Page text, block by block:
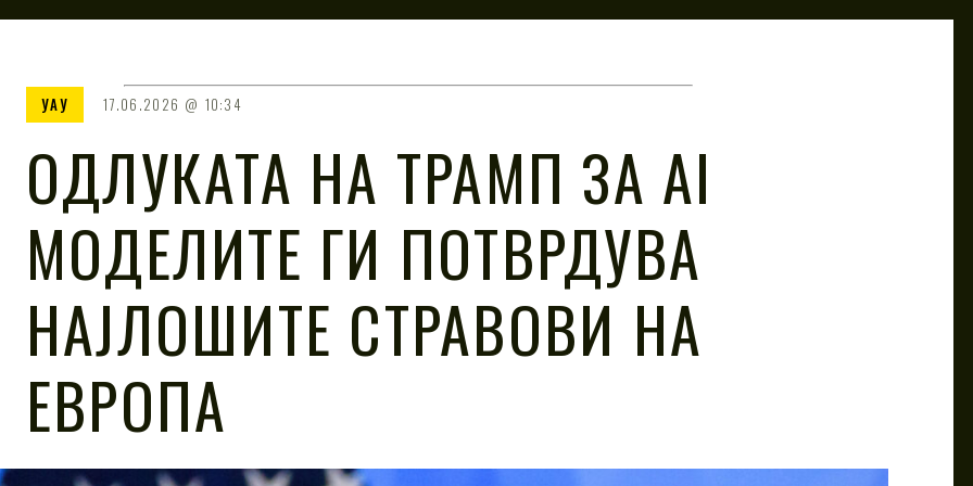
УАУ 17.06.2026 10:34
ОДЛУКАТА НА ТРАМП ЗА AI
МОДЕЛИТЕ ГИ ПОТВРДУВА
НАЈЛОШИТЕ СТРАВОВИ НА
ЕВРОПА